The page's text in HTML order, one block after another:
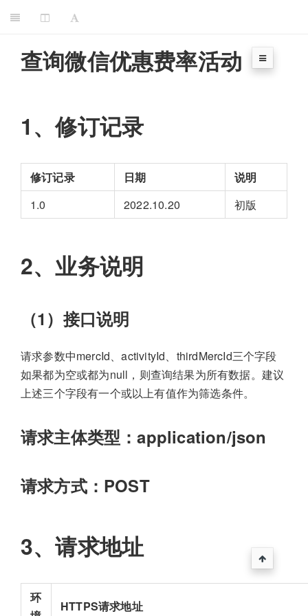
查询微信优惠费率活动
1、修订记录
修订记录 日期
说明
1.0
2022.10.20 初版
2、业务说明
（1）接口说明
请求参数中mercId、activityId、thirdMercId三个字段
如果都为空或都为null，则查询结果为所有数据。建议
上述三个字段有一个或以上有值作为筛选条件。
请求主体类型：application/json
请求方式：POST
3、请求地址
环
HTTPS请求地址